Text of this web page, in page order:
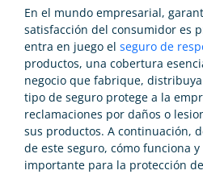
En el mundo empresarial,
satisfacción del consumidor es
entra en juego el seguro de
productos, una cobertura
negocio que fabrique,
tipo de seguro protege a la
reclamaciones por daños o
sus productos. A continuación,
de este seguro, cómo funciona
importante para la protección